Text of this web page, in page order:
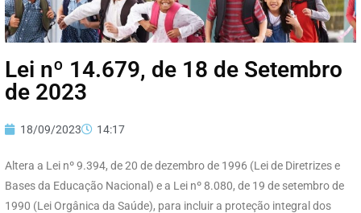
Lei nº 14.679, de 18 de Setembro
de 2023
18/09/2023 14:17
Altera a Lei nº 9.394, de 20 de dezembro de 1996 (Lei de Diretrizes e
Bases da Educação Nacional) e a Lei nº 8.080, de 19 de setembro de
1990 (Lei Orgânica da Saúde), para incluir a proteção integral dos